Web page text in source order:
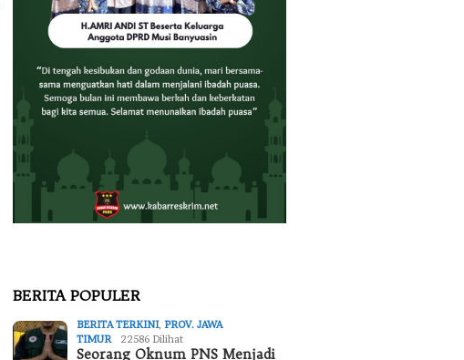
BERITA POPULER
BERITA TERKINI,PROV. JAWA
TIMUR
22586 Dilihat
Seorang Oknum PNS Menjadi